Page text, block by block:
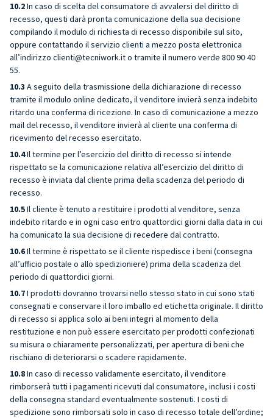
10.2In caso di scelta del consumatore di avvalersi del diritto di
recesso, questi darà pronta comunicazione della sua decisione
compilando ilmodulo di richiesta di recesso disponibile sul sito,
oppure contattando il servizio clienti a mezzo posta elettronica
all’indirizzo clienti@tecniwork.ito tramite ilnumero verde 800 90 40
55.
10.3 A seguito della trasmissione della dichiarazione di recesso
tramite il modulo online dedicato, il venditore invierà senza indebito
ritardo una conferma di ricezione. In caso di comunicazione a mezzo
mail del recesso, il venditore invierà al cliente una conferma di
ricevimento del recesso esercitato.
10.4Il termine per l’esercizio del diritto di recesso si intende
rispettato se la comunicazione relativa all’esercizio del diritto di
recesso è inviata dal cliente prima della scadenza del periodo di
recesso.
10.5Il cliente è tenuto a restituire i prodotti al venditore, senza
indebito ritardo e in ogni caso entro quattordici giorni dalla data in cui
ha comunicato la sua decisione di recedere dal contratto.
10.6Il termine è rispettato se il cliente rispedisce i beni (consegna
all’ufficio postale o allo spedizioniere) prima della scadenza del
periodo di quattordici giorni.
10.7I prodotti dovranno trovarsi nello stesso stato in cui sono stati
consegnati e conservare il loro imballo ed etichetta originale. Il diritto
di recesso si applica solo ai beni integri al momento della
restituzione e non può essere esercitato per prodotti confezionati
su misura o chiaramente personalizzati, per apertura di beni che
rischiano di deteriorarsi o scadere rapidamente.
10.8In caso di recesso validamente esercitato, il venditore
rimborserà tutti i pagamenti ricevuti dal consumatore, inclusi i costi
della consegna standard eventualmente sostenuti. I costi di
spedizione sono rimborsati solo in caso di recesso totale dell’ordine;